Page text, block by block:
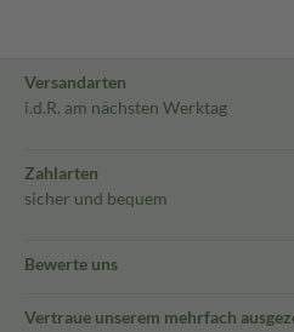
Versandarten
i.d.R. am nächsten Werktag
Zahlarten
sicher und bequem
Bewerte uns
Vertraue unserem mehrfach